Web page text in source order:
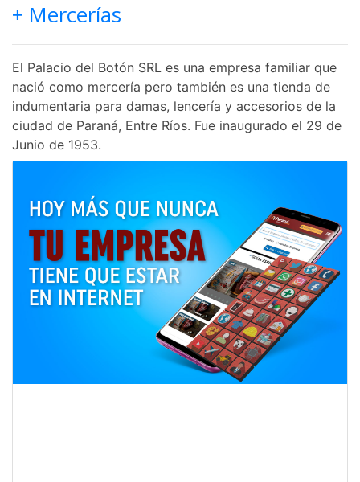
+ Mercerías
El Palacio del Botón SRL es una empresa familiar que
nació como mercería pero también es una tienda de
indumentaria para damas, lencería y accesorios de la
ciudad de Paraná, Entre Ríos. Fue inaugurado el 29 de
Junio de 1953.